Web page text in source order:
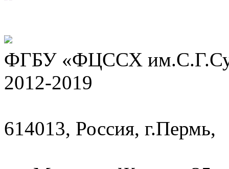
ФГБУ «ФЦССХ
2012-2019
614013, Россия, г.Пермь,